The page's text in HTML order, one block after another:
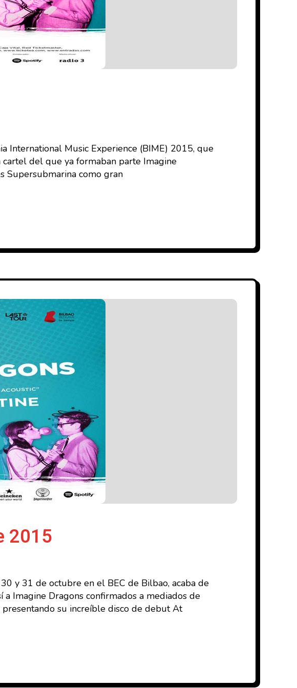
International Music Experience (BIME) 2015, que
del que ya formaban parte Imagine
Supersubmarina como gran
2015
y 31 de octubre en el BEC de Bilbao, acaba de
Imagine Dragons confirmados a mediados de
su increíble disco de debut At